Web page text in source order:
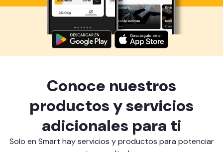
Descarga ahora lo Smart Fit App
Conoce nuestros
productos y servicios
adicionales para ti
Solo en Smart hay servicios y productos para potenciar